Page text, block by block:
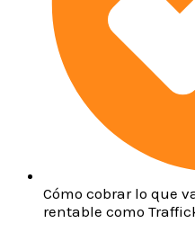
Cómo cobrar lo que
rentable como